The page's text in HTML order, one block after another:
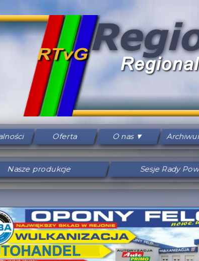
Oferta O nas
Nasze produkcje Sesje Rady